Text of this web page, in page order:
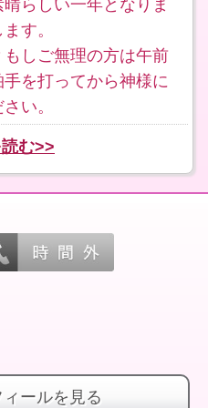
らしい一年となりま
す。
しご無理の方は午前
を打ってから神様に
い。
む>>
ールを見る